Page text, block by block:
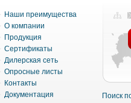
Наши преимущества
О компании
Продукция
Сертификаты
Дилерская сеть
Опросные листы
Контакты
Документация
Поиск